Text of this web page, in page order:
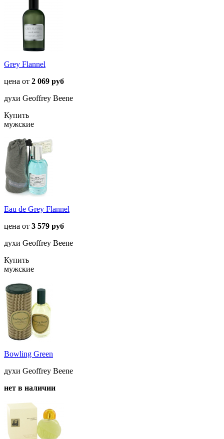
Grey Flannel
цена от 2 069 руб
духи Geoffrey Beene
Купить
мужские
Eau de Grey Flannel
цена от 3 579 руб
духи Geoffrey Beene
Купить
мужские
Bowling Green
духи Geoffrey Beene
нет в наличии